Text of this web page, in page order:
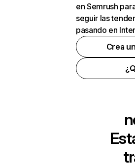
en Semrush
seguir las
pasando en
Crea